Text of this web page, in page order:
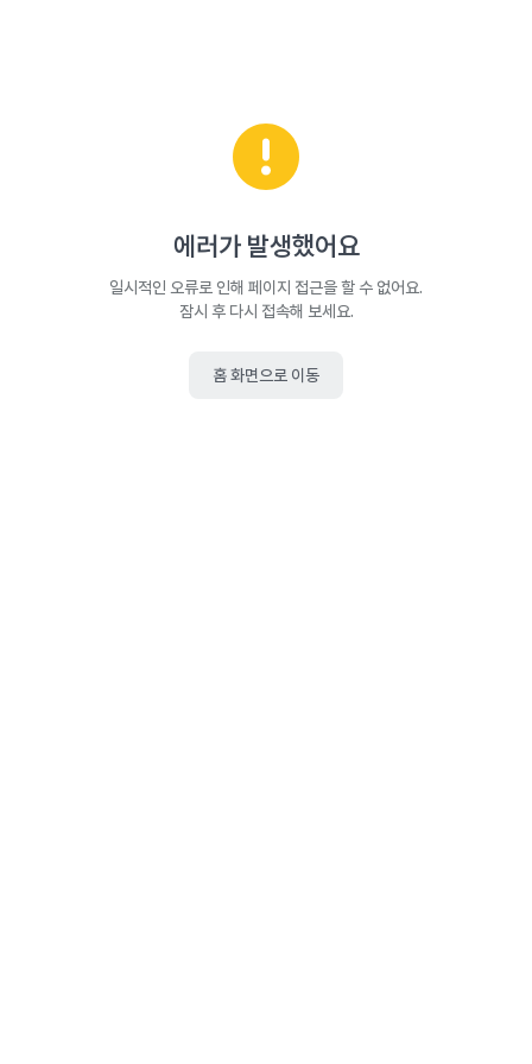
에러가 발생했어요
일시적인 오류로 인해 페이지 접근을 할 수 없어요.
잠시 후 다시 접속해 보세요.
홈 화면으로 이동